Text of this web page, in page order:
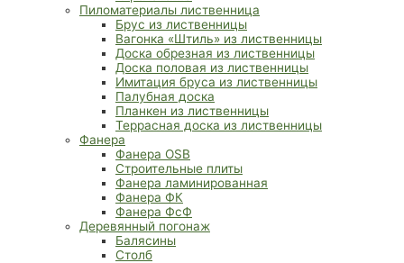
Пиломатериалы лиственница
Брус из лиственницы
Вагонка «Штиль» из лиственницы
Доска обрезная из лиственницы
Доска половая из лиственницы
Имитация бруса из лиственницы
Палубная доска
Планкен из лиственницы
Террасная доска из лиственницы
Фанера
Фанера OSB
Строительные плиты
Фанера ламинированная
Фанера ФК
Фанера ФсФ
Деревянный погонаж
Балясины
Столб